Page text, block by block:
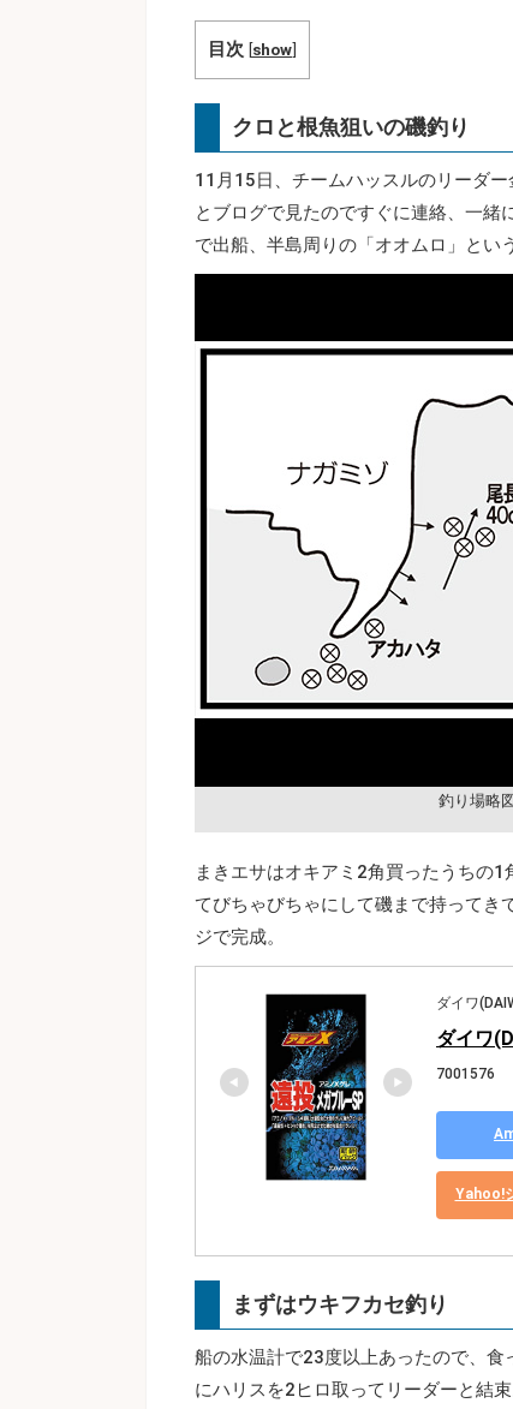
目次 [show]
クロと根魚狙いの磯釣り
11月15日、チームハッスルのリーダ
とブログで見たのですぐに連絡、一
で出船、半島周りの「オオムロ」とい
釣り場略
まきエサはオキアミ2角買ったうちの
てびちゃびちゃにして磯まで持ってき
ジで完成。
ダイワ
ダイワ
7001576
Yahoo!
まずはウキフカセ釣り
船の水温計で23度以上あったので、
にハリスを2ヒロ取ってリーダーと結